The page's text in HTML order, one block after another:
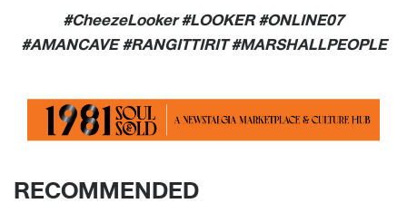
#CheezeLooker #LOOKER #ONLINE07
#AMANCAVE #RANGITTIRIT#MARSHALLPEOPLE
RECOMMENDED